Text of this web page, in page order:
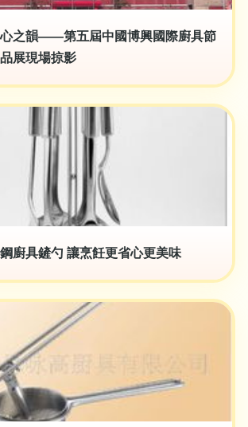
之韻——第五屆中國博興國際廚具節
展現場掠影
廚具鏟勺 讓烹飪更省心更美味